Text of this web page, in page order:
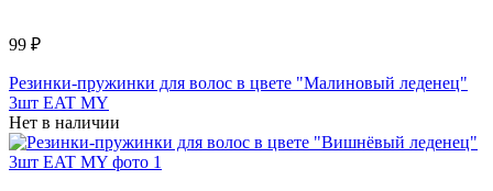
99 ₽
Резинки-пружинки для волос в цвете "Малиновый леденец"
3шт EAT MY
Нет в наличии